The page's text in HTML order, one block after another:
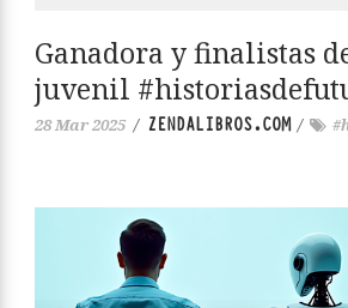
Ganadora y finalistas
juvenil
28 Mar 2025 / ZENDALIBROS.COM/